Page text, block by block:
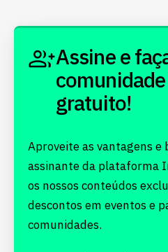
Assine e
gratuito!
Aproveite as vantagens e
assinante da plataforma
os nossos conteúdos
descontos em eventos e
comunidades.